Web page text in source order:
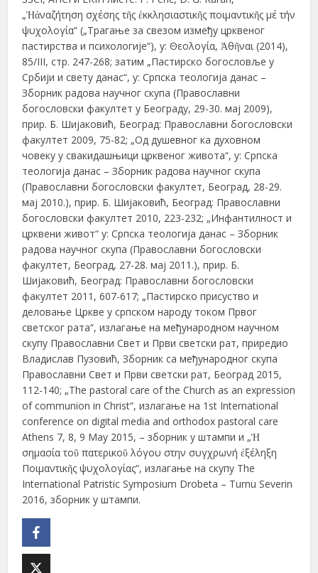
„Ἡἀναζήτηση σχέσης τῆς ἐκκλησιαστικῆς ποιμαντικῆς μέ τήν
ψυχολογία“ („Трагање за свезом између црквеног
пастирства и психологије“), у: Θεολογία, Ἀθῆναι (2014),
85/III, стр. 247-268; затим „Пастирско богословље у
Србији и свету данас“, у: Српска теологија данас –
Зборник радова научног скупа (Православни
богословски факултет у Београду, 29-30. мај 2009),
прир. Б. Шијаковић, Београд: Православни богословски
факултет 2009, 75-82; „Од душевног ка духовном
човеку у свакидашњици црквеног живота“, у: Српска
теологија данас – Зборник радова научног скупа
(Православни богословски факултет, Београд, 28-29.
мај 2010.), прир. Б. Шијаковић, Београд: Православни
богословски факултет 2010, 223-232; „Инфантилност и
црквени живот“ у: Српска теологија данас – Зборник
радова научног скупа (Православни богословски
факултет, Београд, 27-28. мај 2011.), прир. Б.
Шијаковић, Београд: Православни богословски
факултет 2011, 607-617; „Пастирско присуствo и
деловање Цркве у српском народу током Првог
светског рата“, излагање на међународном научном
скупу Православни Свет и Први светски рат, приредио
Владислав Пузовић, Зборник са међународног скупа
Православни Свет и Први светски рат, Београд 2015,
112-140; „The pastoral care of the Church as an expression
of communion in Christ“, излагање на 1st International
conference on digital media and orthodox pastoral care
Athens 7, 8, 9 May 2015, – зборник у штампи и „Ἡ
σημασία τοῦ πατερικοῦ λόγου στην συγχρωνή ἐξέληξη
Ποιμαντικῆς ψυχολογίας“, излагање на скупу The
International Patristic Symposium Drobeta – Turnu Severin
2016, зборник у штампи.